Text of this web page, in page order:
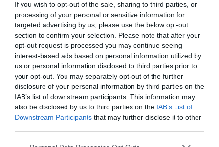
If you wish to opt-out of the sale, sharing to third parties, or
processing of your personal or sensitive information for
targeted advertising by us, please use the below opt-out
section to confirm your selection. Please note that after your
opt-out request is processed you may continue seeing
interest-based ads based on personal information utilized by
us or personal information disclosed to third parties prior to
your opt-out. You may separately opt-out of the further
disclosure of your personal information by third parties on the
IAB’s list of downstream participants. This information may
also be disclosed by us to third parties on the IAB’s List of
Downstream Participants that may further disclose it to other
VOUS POURRIEZ AUSSI AIMER